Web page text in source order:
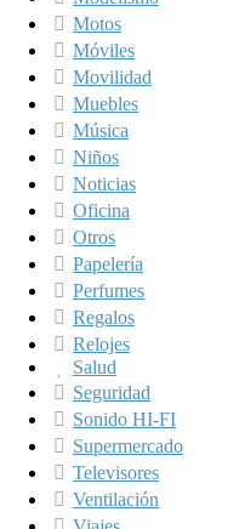
Motos
Móviles
Movilidad
Muebles
Música
Niños
Noticias
Oficina
Otros
Papelería
Perfumes
Regalos
Relojes
Salud
Seguridad
Sonido HI-FI
Supermercado
Televisores
Ventilación